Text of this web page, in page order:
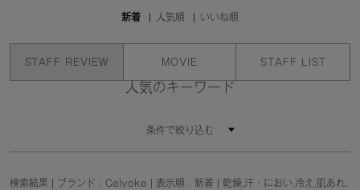
新着 人気順 いいね順
STAFF REVIEW MOVIE STAFF LIST
人気のキーワード
条件で絞り込む
検索結果 | ブランド：Celvoke | 表示順：新着 | 乾燥,汗・におい,冷え,肌あれ,